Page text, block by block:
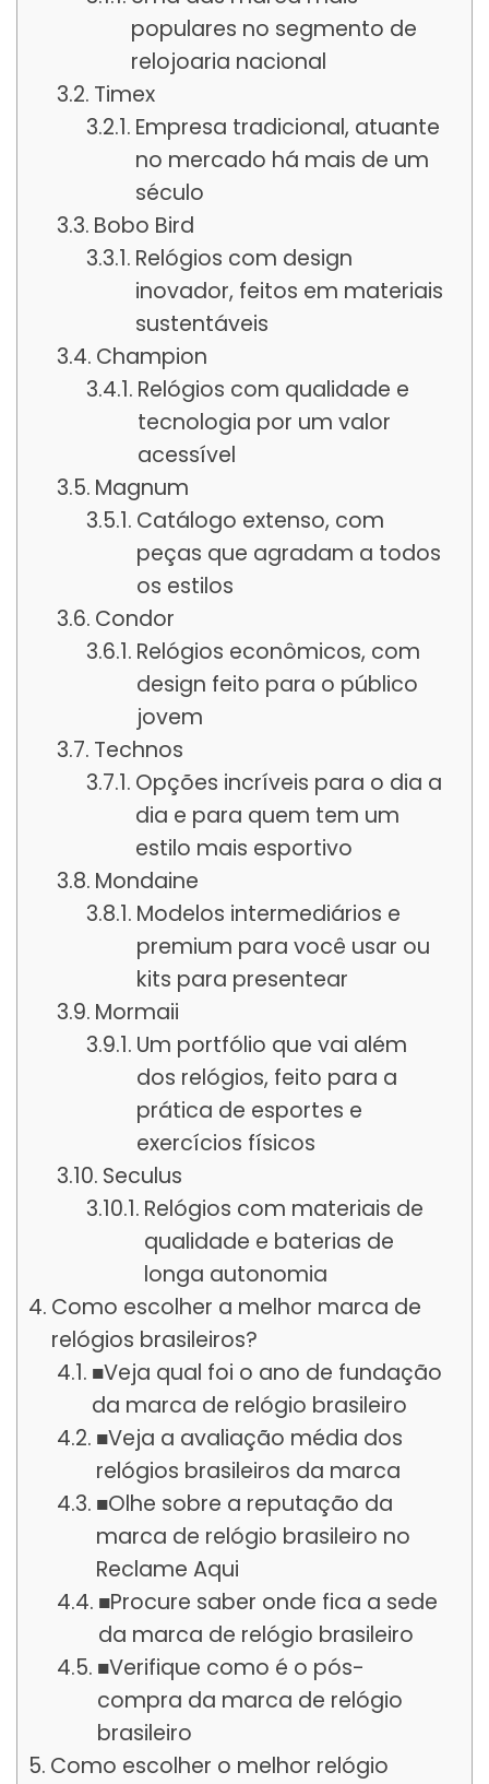
populares no segmento de
relojoaria nacional
Timex
Empresa tradicional, atuante
no mercado há mais de um
século
Bobo Bird
Relógios com design
inovador, feitos em materiais
sustentáveis
Champion
Relógios com qualidade e
tecnologia por um valor
acessível
Magnum
Catálogo extenso, com
peças que agradam a todos
os estilos
Condor
Relógios econômicos, com
design feito para o público
jovem
Technos
Opções incríveis para o dia a
dia e para quem tem um
estilo mais esportivo
Mondaine
Modelos intermediários e
premium para você usar ou
kits para presentear
Mormaii
Um portfólio que vai além
dos relógios, feito para a
prática de esportes e
exercícios físicos
Seculus
Relógios com materiais de
qualidade e baterias de
longa autonomia
Como escolher a melhor marca de
relógios brasileiros?
■Veja qual foi o ano de fundação
da marca de relógio brasileiro
■Veja a avaliação média dos
relógios brasileiros da marca
■Olhe sobre a reputação da
marca de relógio brasileiro no
Reclame Aqui
■Procure saber onde fica a sede
da marca de relógio brasileiro
■Verifique como é o pós-
compra da marca de relógio
brasileiro
Como escolher o melhor relógio